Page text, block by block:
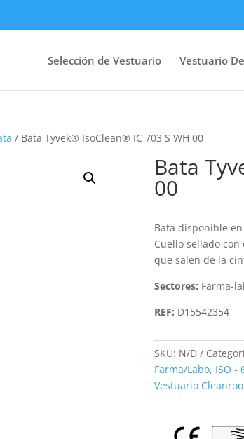
Selección de Vestuario Vestuario
/ Bata Tyvek® IsoClean® IC 703 S WH 00
Bata
00
Bata disponible
Cuello sellado
que salen de la
Sectores: Farma-
REF: D15542354
SKU: N/D
Farma/Labo, ISO -
Vestuario